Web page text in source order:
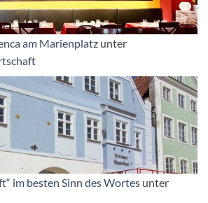
am Marienplatz unter
im besten Sinn des Wortes unter